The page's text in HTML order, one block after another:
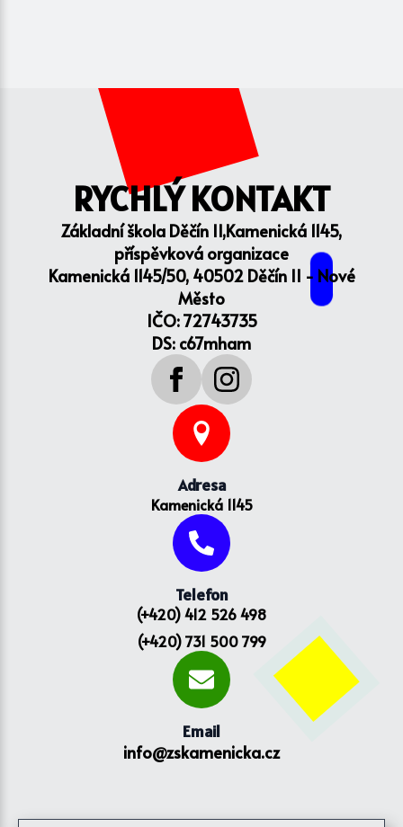
RYCHLÝ KONTAKT
Základní škola Děčín II,Kamenická 1145,
příspěvková organizace
Kamenická 1145/50, 40502 Děčín II - Nové
Město
IČO: 72743735
DS: c67mham
Adresa
Kamenická 1145
Telefon
(+420) 412 526 498
(+420) 731 500 799
Email
info@zskamenicka.cz